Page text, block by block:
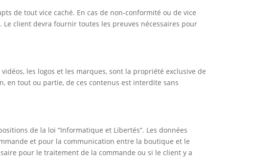
de tout vice caché. En cas de non-conformité ou de vice
client devra fournir toutes les preuves nécessaires pour
les logos et les marques, sont la propriété exclusive de
en tout ou partie, de ces contenus est interdite sans
de la loi “Informatique et Libertés”. Les données
et pour la communication entre la boutique et le
pour le traitement de la commande ou si le client y a